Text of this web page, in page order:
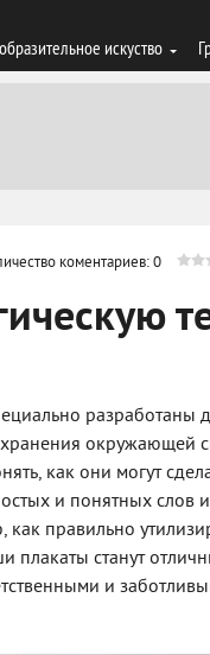
искуство
коментариев: 0
разработаны
окружающей
как они могут
и понятных слов
правильно
плакаты станут
и